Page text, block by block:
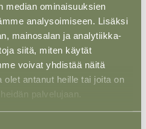
median ominaisuuksien
analysoimiseen. Lisäksi
mainosalan ja analytiikka-
siitä, miten käytät
voivat yhdistää näitä
olet antanut heille tai joita on
palvelujaan.
2025
Lvi-Huolto